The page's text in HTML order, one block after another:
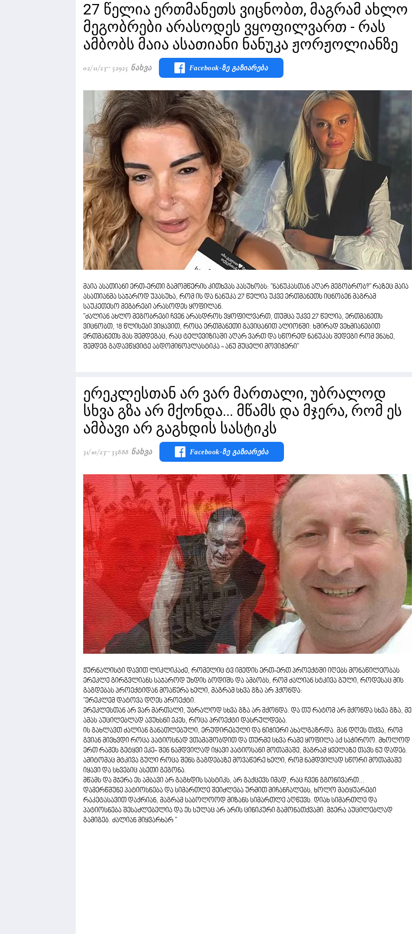
27 წელია ერთმანეთს ვიცნობთ, მაგრამ ახლო
მეგობრები არასოდეს ვყოფილვართ - რას
ამბობს მაია ასათიანი ნანუკა ჟორჟოლიანზე
02/11/23 52925 Ნახვა Facebook-Ზე Გაზიარება
მაია ასათიანი ერთ-ერთი გამომწერის კითხვას პასუხობს: ''ნანუკასთან აღარ მეგობრობ?'' რაზეც მაია
ასათიანმა საჯაროდ უპასუხა, რომ ის და ნანუკა 27 წელია უკვე ერთმანეთს იცნობენ მაგრამ
საუკეთესო მეგბრები არასოდეს ყოფილან.
''ძალიან ახლო მეგობრები ჩვენ არასდროს ვყოფილვართ, თუმცა უკვე 27 წელია, ერთმანეთს
ვიცნობთ, 18 წლისები ვიყავით, როცა ერთმანეთი გავიცანით ალიონში. ხშირად ვეხმიანებით
ერთმანეთს მას შემდეგაც, რაც ტელევიზიაში აღარ ვართ და სწორედ ნანუკას შედეგი რომ ვნახე,
შემდეგ გადავწყვიტე აბდომინოპლასტიკა - ანუ მუცელი მოვიჭერი''
ერეკლესთან არ ვარ მართალი, უბრალოდ
სხვა გზა არ მქონდა... მწამს და მჯერა, რომ ეს
ამბავი არ გაგხდის სასტიკს
31/10/23 35888 Ნახვა Facebook-Ზე Გაზიარება
ჟურნალისტი დავით ლიკლიკაძე, რომელიც ტვ იმედის ერთ-ერთ პროექტში იღებს მონაწილეობას
ერეკლე გირგვლიანს საჯაროდ უხდის ბოდიშს და ამბობს, რომ ძალიან სტკივა გული, როდესაც მის
გაგდებას პროექტიდან მოაწერა ხელი, მაგრამ სხვა გზა არ ჰქონდა:
"ერეკლემ დატოვა დღეს პროექტი.
ერეკლესთან არ ვარ მართალი, უბრალოდ სხვა გზა არ მქონდა. და თუ რატომ არ მქონდა სხვა გზა, მე
ამას აუცილებლად ავუხსნი ეკეს, როცა პროექტი დასრულდება.
ის გახლავთ ძალიან განათლებული, ერუდირებული და ნიჭიერი ახალგაზრდა. მან დღეს თქვა, რომ
გვიან მივხვდი როცა პატიოსნად ვთამაშობდით და თურმე სხვა რამე ყოფილა აქ საჭიროო. მხოლოდ
ერთ რამეს გეტყვი ეკე- შენ ნამდვილად იყავი პატიოსანი მოთამაშე, მაგრამ ყველაზე თავს ნუ დადებ.
ამიტომაც მტკივა გული როცა შენს გაგდებაზე მოვაწერე ხელი, რომ ნამდვილად სწორი მოთამაშე
იყავი და სხვებიც ასეთი გეგონა.
მწამს და მჯერა ეს ამბავი არ გაგხდის სასტიკს, არ გაქცევს იმად, რაც ჩვენ გგონივართ...
დამერწმუნე პატიოსნება და სიმართლე შეიძლება ურმით მიჩანჩალებს, ხოლო მატყუარები
რაკეტასავით დაქრიან, მაგრამ საბოლოოდ მიზანს სიმართლე აღწევს. დიახ სიმართლე და
პატიოსნება შესაძლებელია და ეს სულაც არ არის ცინიკური გამონათქვამი. მჯერა აუცილებლად
გამიგებ. ძალიან მიყვარხარ "